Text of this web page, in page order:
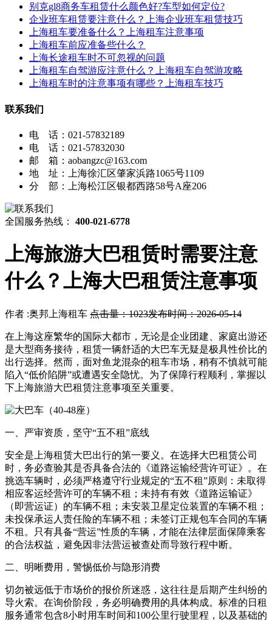
别克gl8商务车租赁什么颜色好?车型如何定位?
企业班车租赁要注意什么？上海企业班车租赁技巧
上海租车要准备什么？上海租车注意事项
上海租车前应准备些什么？
上海长途租车时不可忽视的问题
上海租车自驾游应注意什么？上海租车自驾游攻略
上海租车时的注意事项有哪些？上海租车技巧
联系我们
电 话：021-57832189
电 话：021-57832030
邮 箱：aobangzc@163.com
地 址：上海徐汇区肇家浜路1065号1109
分 部：上海松江区银都西路58号A座206
全国服务热线： 400-021-6778
上海旅游大巴租赁时需要注意
什么？上海大巴租赁注意事项
作者 :奥邦上海租车 点击量：1023发布时间：2026-05-14
在上海这座繁华的国际大都市，无论是企业团建、家庭出游还
是大型商务接待，租赁一辆舒适的大巴车无疑是极具性价比的
出行选择。然而，面对鱼龙混杂的租车市场，稍有不慎就可能
陷入“低价陷阱”或遭遇安全隐忧。为了保障行程顺利，掌握以
下上海旅游大巴租赁注意事项至关重要。
一、严审资质，坚守“五不租”底线
安全是上海租赁大巴出行的第一要义。在选择大巴租赁公司
时，务必查验其是否具备合法的《道路运输经营许可证》。在
挑选车辆时，必须严格遵守行业规定的“五不租”原则：未取得
相应客运经营许可的车辆不租；未持有有效《道路运输证》
（即营运证）的车辆不租；未安装卫星定位装置的车辆不租；
未投保承运人责任险的车辆不租；未签订正规包车合同的车辆
不租。只有具备“营运”性质的车辆，才能在法律层面保障乘客
的合法权益，避免因非法营运被查处而导致行程中断。
二、明晰费用，警惕低价与隐形消费
切勿被远低于市场价的报价所迷惑，这往往是后期产生纠纷的
导火索。在询价阶段，务必明确费用的具体构成。标准的日租
服务通常包含8小时用车时间和100公里行驶里程，以及基础的